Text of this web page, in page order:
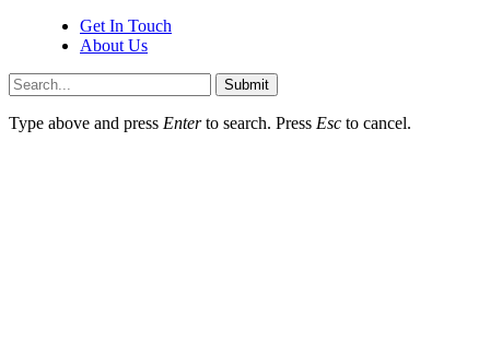
Get In Touch
About Us
Submit
Type above and press Enterto search. Press Esc to cancel.